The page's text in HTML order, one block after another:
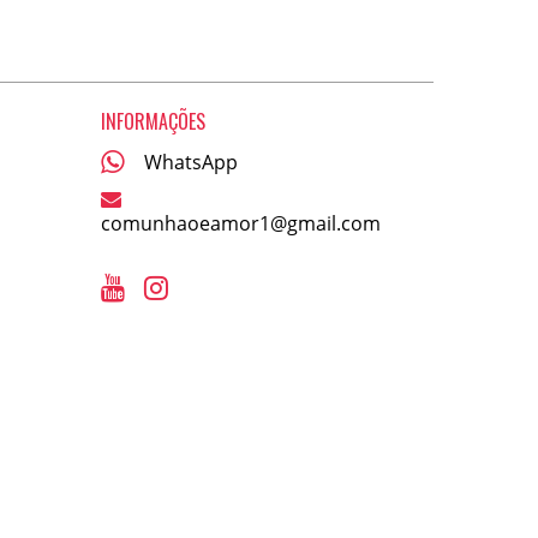
INFORMAÇÕES
WhatsApp
comunhaoeamor1@gmail.com